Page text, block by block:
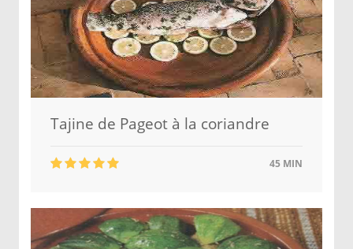
Tajine de Pageot à la coriandre
45 MIN